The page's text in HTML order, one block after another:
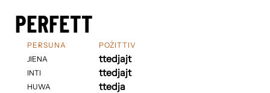
PERFETT
PERSUNA
JIENA
INTI
HUWA
POŻITTIV
ttedjajt
ttedjajt
ttedja